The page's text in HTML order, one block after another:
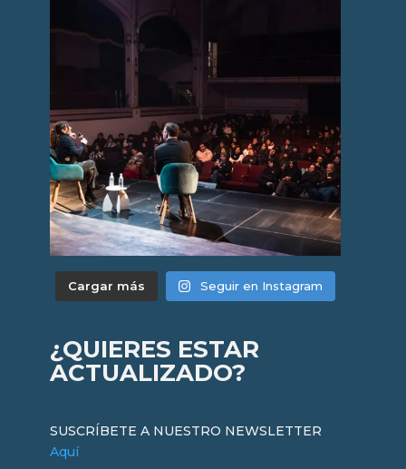
Cargar más Seguir en Instagram
¿QUIERES ESTAR
ACTUALIZADO?
SUSCRÍBETE A NUESTRO NEWSLETTER
Aquí